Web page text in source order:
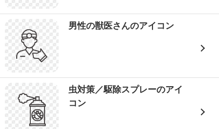
男性の獣医さんのアイコン
虫対策／駆除スプレーのアイ
コン